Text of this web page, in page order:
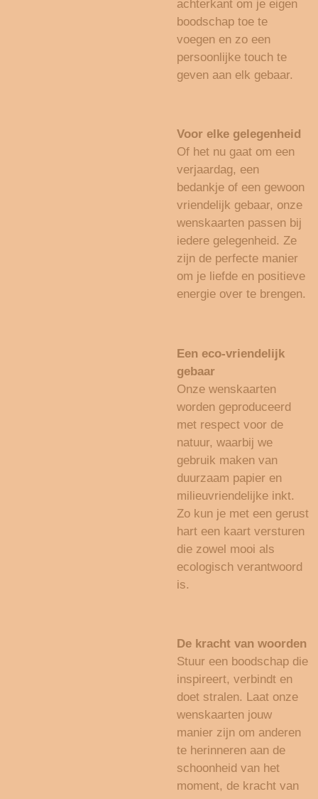
achterkant om je eigen
boodschap toe te
voegen en zo een
persoonlijke touch te
geven aan elk gebaar.
Voor elke gelegenheid
Of het nu gaat om een
verjaardag, een
bedankje of een gewoon
vriendelijk gebaar, onze
wenskaarten passen bij
iedere gelegenheid. Ze
zijn de perfecte manier
om je liefde en positieve
energie over te brengen.
Een eco-vriendelijk
gebaar
Onze wenskaarten
worden geproduceerd
met respect voor de
natuur, waarbij we
gebruik maken van
duurzaam papier en
milieuvriendelijke inkt.
Zo kun je met een gerust
hart een kaart versturen
die zowel mooi als
ecologisch verantwoord
is.
De kracht van woorden
Stuur een boodschap die
inspireert, verbindt en
doet stralen. Laat onze
wenskaarten jouw
manier zijn om anderen
te herinneren aan de
schoonheid van het
moment, de kracht van